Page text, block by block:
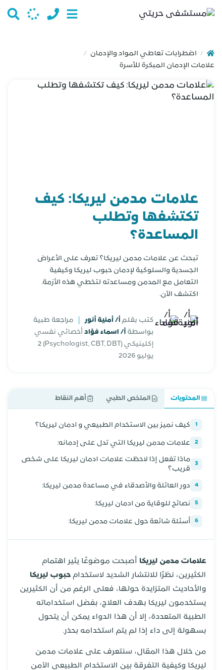
/ اضطرابات تعاطي المواد والإدمان /
علامات الإدمان المبكرة للأسرة
علامات مدمن ليريكا: كيف
تكتشفها وتطلب
المساعدة؟
تبحث عن علامات مدمن ليريكا؟ تعرف على الأعراض
الجسدية والسلوكية لإدمان حبوب ليريكا وكيفية
التعامل مع المدمن ومساعدته لتخطي هذه الأزمة.
اكتشف الآن.
كتب بقلم أ/ أمنية أنور
مراجعة طبية
بواسطة
أ/ اسماء فؤاد أخصائي نفسي
إكلينيكي (Psychologist, CBT, DBT)
2
يوليو 2026
المحتويات الملخص الطبي أهم النقاط
1 كيف نميز بين الاستخدام الطبيعي و ادمان ليريكا؟
2 علامات مدمن ليريكا التي تدل على إدمانه:
3
ماذا تفعل إذا لاحظت علامات ادمان ليريكا على شخص
قريب؟
4 دور العائلة والأصدقاء في مساعدة مدمن ليريكا:
5 نصائح للوقاية من ادمان ليريكا:
6 أسئلة شائعة حول علامات مدمن ليريكا:
علامات مدمن ليريكا أصبحت موضوعًا يثير اهتمام
الكثيرين، نظرًا للانتشار الشديد لاستخدام حبوب ليريكا
والأحاديث المتزايدة حولها، فعلى الرغم من أن الكثيرين
يستخدمون ليريكا بهدف العلاج، بفضل استخداماته
الطبية المتعددة، إلا أن هذا الدواء يمكن أن يتحول
بسهولة إلى داء إذا لم يتم استخدامه بحذر.
من خلال هذا المقال، سنتعرف على علامات مدمن
ليريكا وكيفية التفرقة بين الاستخدام الطبيعي الآمن